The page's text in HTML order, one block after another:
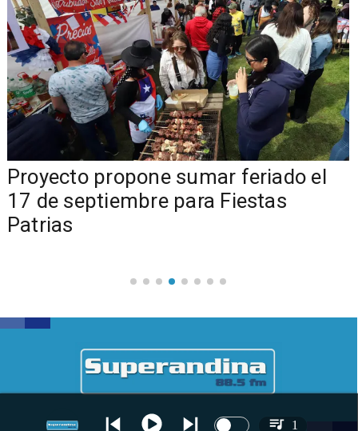
Proyecto propone sumar feriado el
17 de septiembre para Fiestas
Patrias
1